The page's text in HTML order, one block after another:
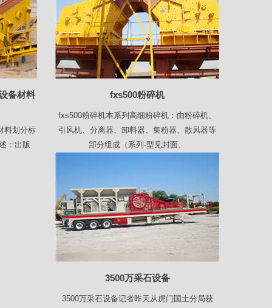
备材料
料划分标
：出版
fxs500粉碎机
fxs500粉碎机本系列高细粉碎机：由粉碎机、
引风机、分离器、卸料器、集粉器、散风器等
部分组成（系列-型见封面、
3500万采石设备
3500万采石设备记者昨天从虎门国土分局获